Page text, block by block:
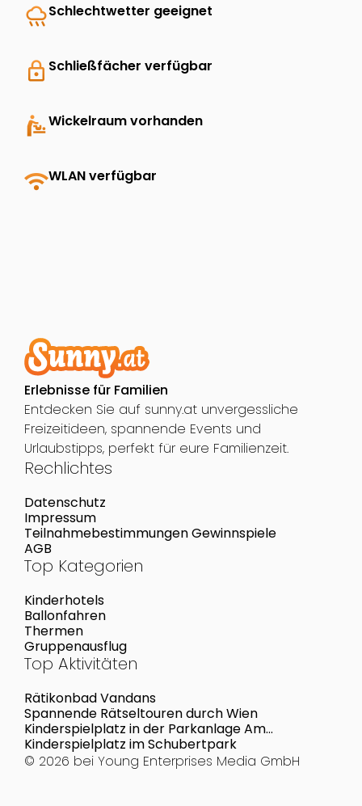
rainySchlechtwetter geeignet
lock Schließfächer verfügbar
baby_changing_stationWickelraum vorhanden
wifiWLAN verfügbar
Erlebnisse für Familien
Entdecken Sie auf sunny.at unvergessliche
Freizeitideen, spannende Events und
Urlaubstipps, perfekt für eure Familienzeit.
Rechlichtes
Datenschutz
Impressum
Teilnahmebestimmungen Gewinnspiele
AGB
Top Kategorien
Kinderhotels
Ballonfahren
Thermen
Gruppenausflug
Top Aktivitäten
Rätikonbad Vandans
Spannende Rätseltouren durch Wien
Kinderspielplatz in der Parkanlage Am
Müllnermais
Kinderspielplatz im Schubertpark
© 2026 bei Young Enterprises Media GmbH